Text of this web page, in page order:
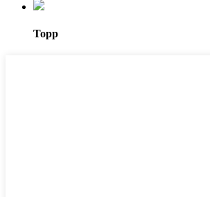
Topp